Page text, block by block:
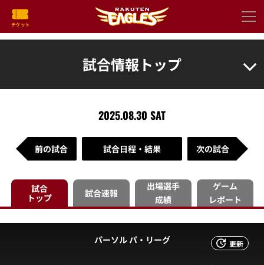
試合情報トップ
2025.08.30 SAT
前の試合 試合日程・結果 次の試合
試合
トップ
試合速報
出場選手
成績
ゲーム
レポート
更新
パーソル パ・リーグ